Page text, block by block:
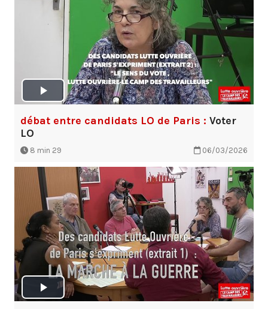
débat entre candidats LO de Paris : Voter
LO
8 min 29 06/03/2026